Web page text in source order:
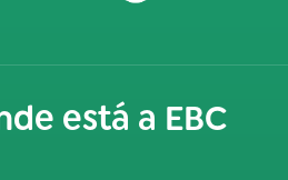
está a EBC